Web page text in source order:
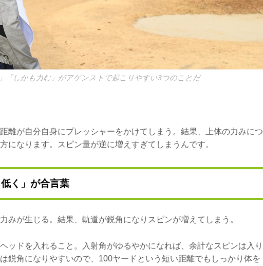
「しかも力む」がアゲンストで起こりやすい3つのことだ
離が自分自身にプレッシャーをかけてしまう。結果、上体の力みにつ
になります。スピン量が逆に増えすぎてしまうんです。
く」が合言葉
みが生じる。結果、軌道が鋭角になりスピンが増えてしまう。
ッドを入れること。入射角がゆるやかになれば、余計なスピンは入り
鋭角になりやすいので、100ヤードという短い距離でもしっかり体を